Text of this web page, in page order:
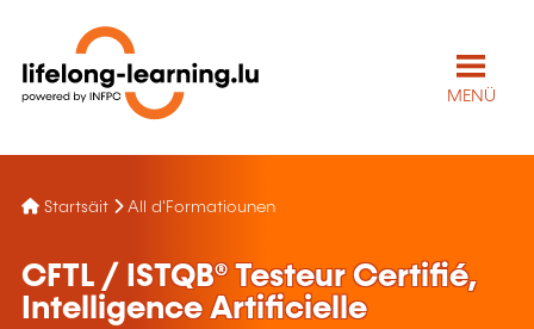
MENÜ
Startsäit All d'Formatiounen
CFTL / ISTQB® Testeur Certifié,
Intelligence Artificielle